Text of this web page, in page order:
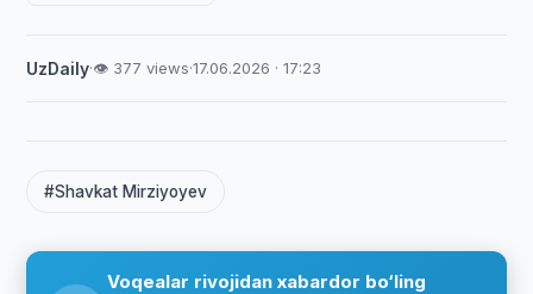
UzDaily·👁 377 views·17.06.2026 · 17:23
#Shavkat Mirziyoyev
Voqealar rivojidan xabardor bo‘ling